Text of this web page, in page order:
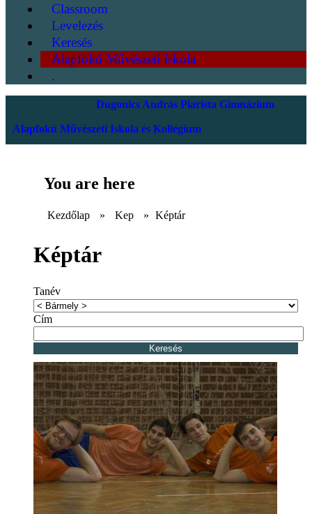
Classroom
Levelezés
Keresés
Alapfokú Művészeti Iskola
.
Dugonics András Piarista Gimnázium
Alapfokú Művészeti Iskola és Kollégium
You are here
Kezdőlap » Kep » Képtár
Képtár
Tanév
Cím